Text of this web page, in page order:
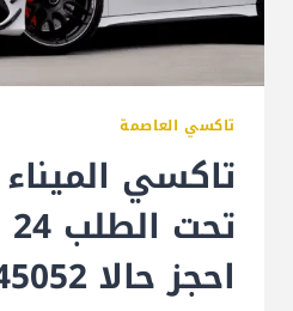
تاكسي العاصمة
تاكسي
احجز حالا 97145052